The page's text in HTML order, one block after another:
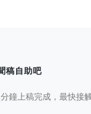
稿自助吧
鐘上稿完成，最快接